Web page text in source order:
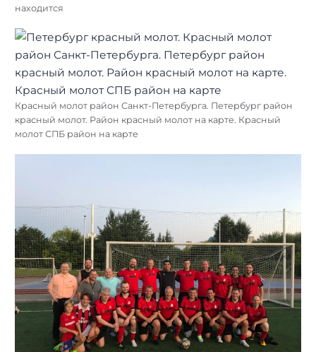
находится
Красный молот район Санкт-Петербурга. Петербург район
красный молот. Район красный молот на карте. Красный
молот СПБ район на карте